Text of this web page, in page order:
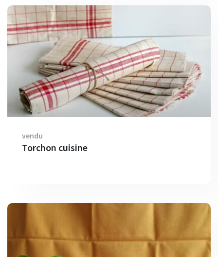
vendu
Torchon cuisine